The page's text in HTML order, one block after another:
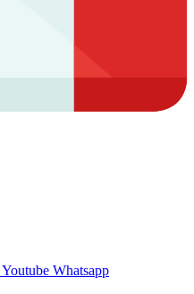
Youtube Whatsapp